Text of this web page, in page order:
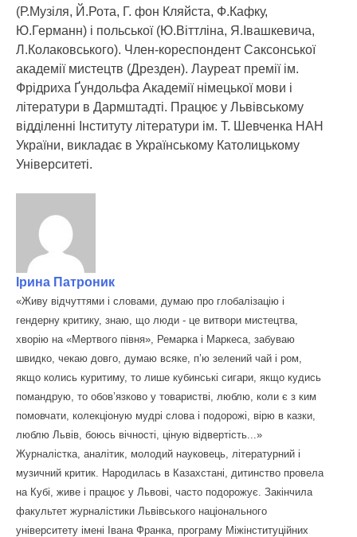
(Р.Музіля, Й.Рота, Г. фон Кляйста, Ф.Кафку,
Ю.Германн) і польської (Ю.Віттліна, Я.Івашкевича,
Л.Колаковського). Член-кореспондент Саксонської
академії мистецтв (Дрезден). Лауреат премії ім.
Фрідриха Ґундольфа Академії німецької мови і
літератури в Дармштадті. Працює у Львівському
відділенні Інституту літератури ім. Т. Шевченка НАН
України, викладає в Українському Католицькому
Університеті.
Ірина Патроник
«Живу відчуттями і словами, думаю про глобалізацію і
гендерну критику, знаю, що люди - це витвори мистецтва,
хворію на «Мертвого півня», Ремарка і Маркеса, забуваю
швидко, чекаю довго, думаю всяке, п’ю зелений чай і ром,
якщо колись куритиму, то лише кубинські сигари, якщо кудись
помандрую, то обов’язково у товаристві, люблю, коли є з ким
помовчати, колекціоную мудрі слова і подорожі, вірю в казки,
люблю Львів, боюсь вічності, ціную відвертість...»
Журналістка, аналітик, молодий науковець, літературний і
музичний критик. Народилась в Казахстані, дитинство провела
на Кубі, живе і працює у Львові, часто подорожує. Закінчила
факультет журналістики Львівського національного
університету імені Івана Франка, програму Міжінституційних